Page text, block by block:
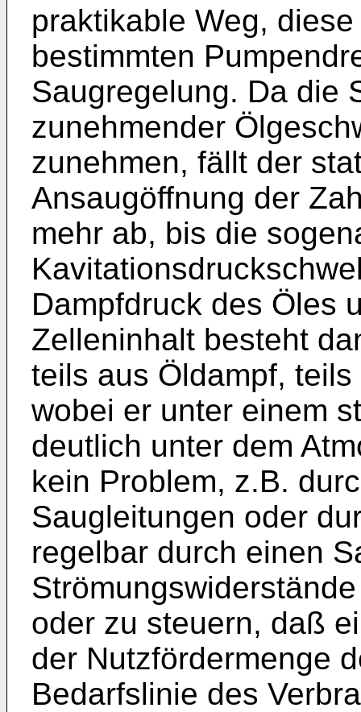
praktikable Weg,
bestimmten
Saugregelung. Da die
zunehmender
zunehmen, fällt der
Ansaugöffnung der
mehr ab, bis die
Dampfdruck des Öles
Zelleninhalt besteht
teils aus Öldampf,
wobei er unter einem
deutlich unter dem
kein Problem, z.B.
Saugleitungen oder
regelbar durch einen
oder zu steuern, daß
der Nutzfördermenge
Bedarfslinie des